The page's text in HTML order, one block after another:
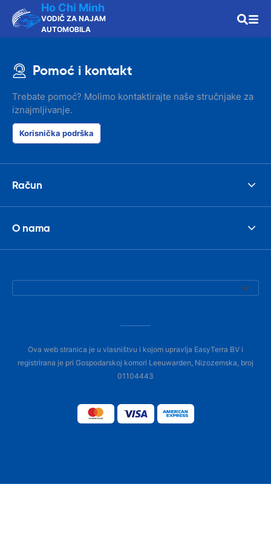
Ho Chi Minh
VODIČ ZA NAJAM
AUTOMOBILA
Pomoć i kontakt
Trebate pomoć? Molimo kontaktirajte naše stručnjake za
iznajmljivanje.
Korisnička podrška
Račun
O nama
Ova web stranica je u vlasništvu i kojom upravlja EasyTerra BV i
registrirana je pri Gospodarskoj komori Leeuwarden, Nizozemska, broj
01104443